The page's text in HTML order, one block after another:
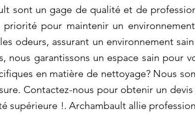
sont un gage de qualité et de
pour maintenir un
odeurs, assurant un environnement
nous garantissons un espace sain pour
en matière de nettoyage? Nous
Contactez-nous pour obtenir un
supérieure !. Archambault allie